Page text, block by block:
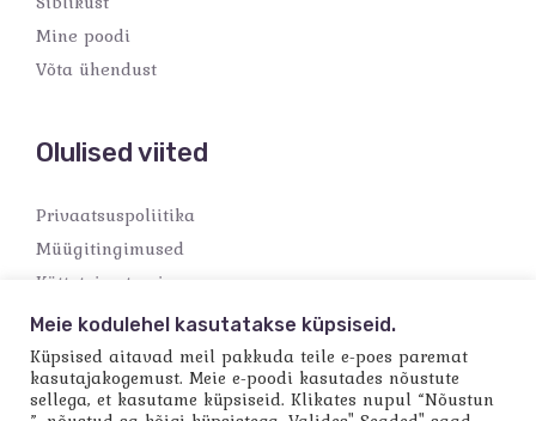
Mine poodi
Võta ühendust
Olulised viited
Privaatsuspoliitika
Müügitingimused
Kättetoimetamine
Makseviisid
Meie kodulehel kasutatakse küpsiseid.
Küpsised aitavad meil pakkuda teile e-poes paremat
kasutajakogemust. Meie e-poodi kasutades nõustute
sellega, et kasutame küpsiseid. Klikates nupul “Nõustun